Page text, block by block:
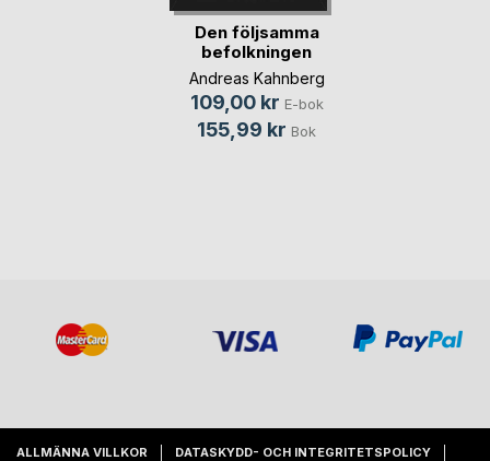
Den följsamma
befolkningen
Andreas Kahnberg
109,00 kr E-bok
155,99 kr Bok
ALLMÄNNA VILLKOR DATASKYDD- OCH INTEGRITETSPOLICY